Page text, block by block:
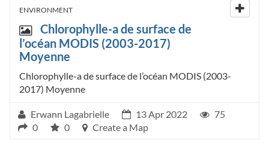
ENVIRONMENT
Chlorophylle-a de surface de
l’océan MODIS (2003-2017)
Moyenne
Chlorophylle-a de surface de l’océan MODIS (2003-
2017) Moyenne
Erwann Lagabrielle 13 Apr 2022
75
0
0 Create a Map